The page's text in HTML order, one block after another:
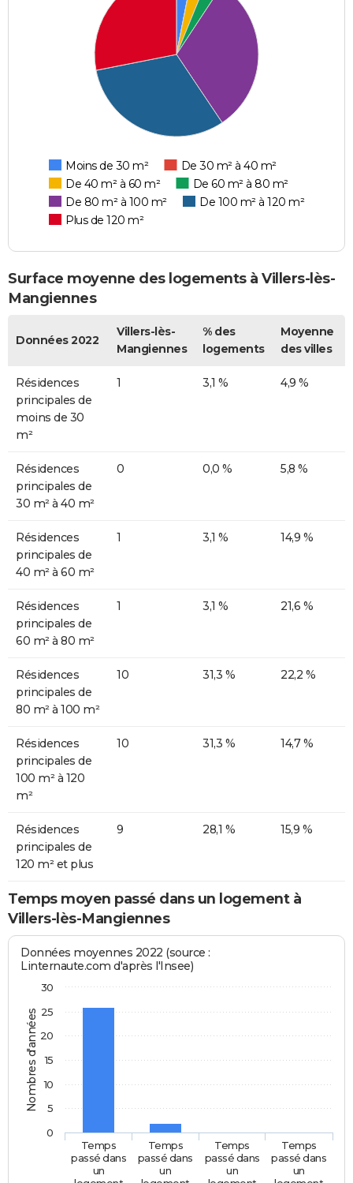
Moins de 30 m²
De 30 m² à 40 m²
De 40 m² à 60 m²
De 60 m² à 80 m²
De 80 m² à 100 m²
De 100 m² à 120 m²
Plus de 120 m²
Surface moyenne des logements à Villers-lès-
Mangiennes
Données 2022
Villers-lès-
Mangiennes
% des
logements
Moyenne
des villes
Résidences
principales de
moins de 30
m²
1 3,1 % 4,9 %
Résidences
principales de
30 m² à 40 m²
0 0,0 % 5,8 %
Résidences
principales de
40 m² à 60 m²
1 3,1 % 14,9 %
Résidences
principales de
60 m² à 80 m²
1 3,1 % 21,6 %
Résidences
principales de
80 m² à 100 m²
10 31,3 % 22,2 %
Résidences
principales de
100 m² à 120
m²
10 31,3 % 14,7 %
Résidences
principales de
120 m² et plus
9 28,1 % 15,9 %
Temps moyen passé dans un logement à
Villers-lès-Mangiennes
Nombres d'années
Données moyennes 2022 (source :
Linternaute.com d'après l'Insee)
Temps
passé dans
un
Temps
passé dans
un
Temps
passé dans
un
Temps
passé dans
un
0
5
10
15
20
25
30